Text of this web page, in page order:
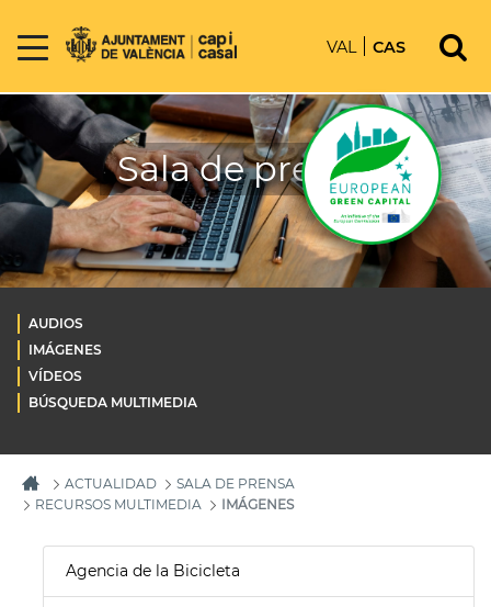
VAL CAS
Sala de prensa
AUDIOS
IMÁGENES
VÍDEOS
BÚSQUEDA MULTIMEDIA
ACTUALIDAD
SALA DE PRENSA
RECURSOS MULTIMEDIA
IMÁGENES
Agencia de la Bicicleta